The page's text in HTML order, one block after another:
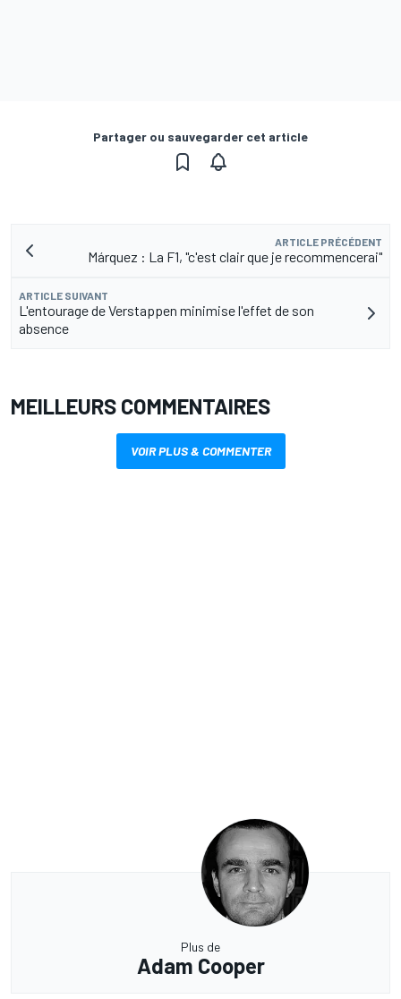
Partager ou sauvegarder cet article
ARTICLE PRÉCÉDENT
Márquez : La F1, "c'est clair que je recommencerai"
ARTICLE SUIVANT
L'entourage de Verstappen minimise l'effet de son
absence
MEILLEURS COMMENTAIRES
VOIR PLUS & COMMENTER
Plus de
Adam Cooper